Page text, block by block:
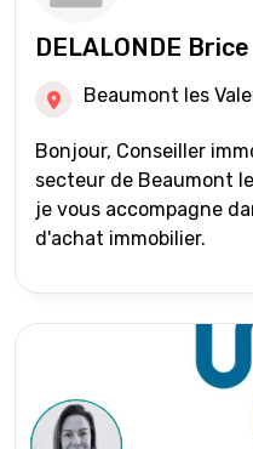
DELALONDE Brice
Beaumont les
Bonjour, Conseiller immobilier du réseau IAD sur le
secteur de Beaumont
je vous accompagne
d'achat immobilier.